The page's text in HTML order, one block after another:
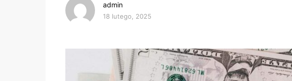
admin
18 lutego, 2025